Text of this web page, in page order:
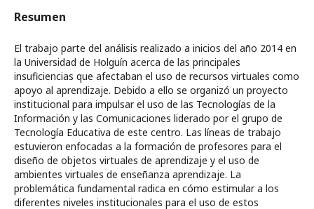
Resumen
El trabajo parte del análisis realizado a inicios del año 2014 en
la Universidad de Holguín acerca de las principales
insuficiencias que afectaban el uso de recursos virtuales como
apoyo al aprendizaje. Debido a ello se organizó un proyecto
institucional para impulsar el uso de las Tecnologías de la
Información y las Comunicaciones liderado por el grupo de
Tecnología Educativa de este centro. Las líneas de trabajo
estuvieron enfocadas a la formación de profesores para el
diseño de objetos virtuales de aprendizaje y el uso de
ambientes virtuales de enseñanza aprendizaje. La
problemática fundamental radica en cómo estimular a los
diferentes niveles institucionales para el uso de estos